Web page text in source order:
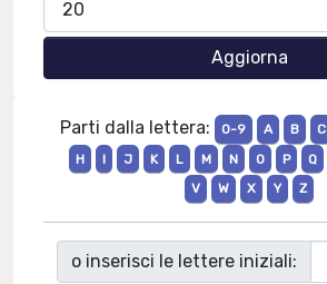
Parti dalla lettera: 0-9 A B C
H
I J K L M N O P Q
V
W X Y Z
o inserisci le lettere iniziali: